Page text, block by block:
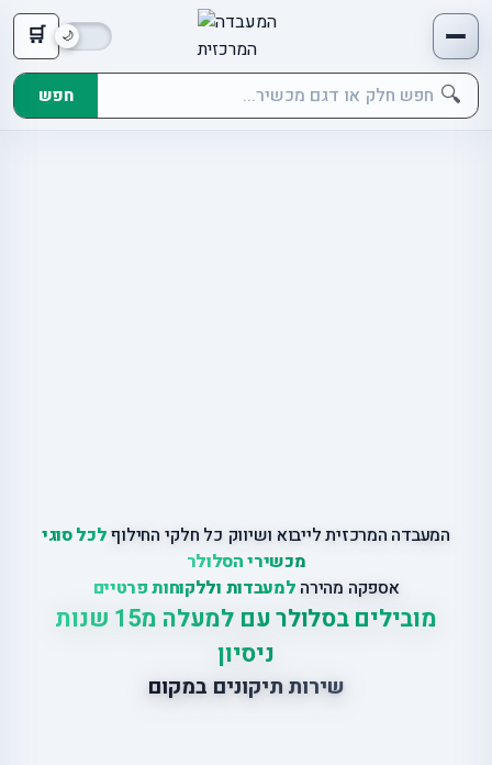
🛒
🔍 חפש
המעבדה המרכזית לייבוא ושיווק כל חלקי החילוףלכל סוגי
מכשירי הסלולר
אספקה מהירה למעבדות וללקוחות פרטיים
מובילים בסלולר עם למעלה מ15 שנות
ניסיון
שירות תיקונים במקום